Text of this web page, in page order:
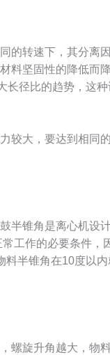
的转速下，其分离
料坚固性的降低而
长径比的趋势，这
较大，要达到相同
半锥角是离心机设
工作的必要条件，
半锥角在10度以内
螺旋升角越大，物